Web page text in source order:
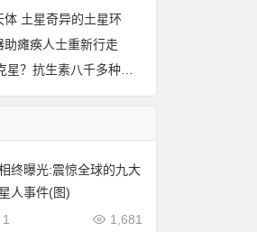
体 土星奇异的土星环
瘫痪人士重新行走
生素八千多种新组合效果惊人
终曝光:震惊全球的九大
人事件(图)
1,681
1